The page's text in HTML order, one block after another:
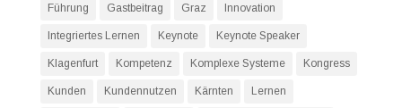
Führung Gastbeitrag Graz Innovation
Integriertes Lernen Keynote Keynote Speaker
Klagenfurt Kompetenz Komplexe Systeme Kongress
Kunden Kundennutzen Kärnten Lernen